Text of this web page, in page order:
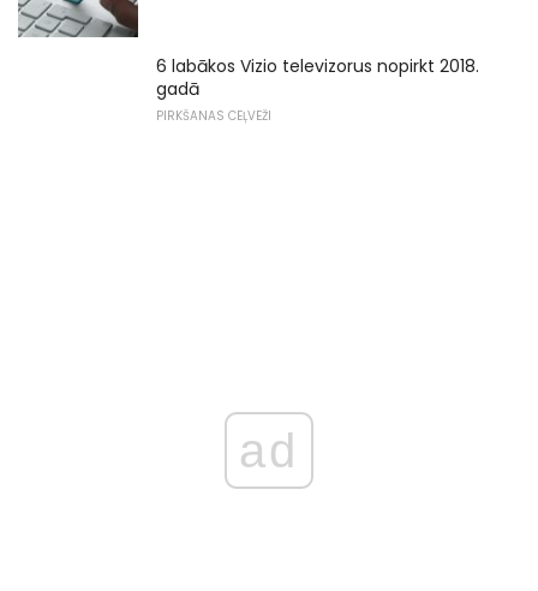
6 labākos Vizio televizorus nopirkt 2018.
gadā
PIRKŠANAS CEĻVEŽI
ad